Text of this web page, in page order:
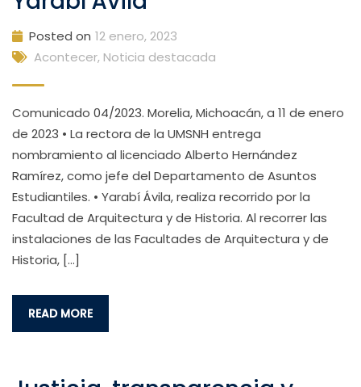
Posted on 12 enero, 2023
Acontecer, Noticia destacada
Comunicado 04/2023. Morelia, Michoacán, a 11 de enero
de 2023 • La rectora de la UMSNH entrega
nombramiento al licenciado Alberto Hernández
Ramírez, como jefe del Departamento de Asuntos
Estudiantiles. • Yarabí Ávila, realiza recorrido por la
Facultad de Arquitectura y de Historia. Al recorrer las
instalaciones de las Facultades de Arquitectura y de
Historia, […]
READ MORE